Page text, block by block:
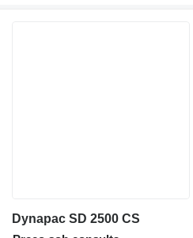
Dynapac SD 2500 CS